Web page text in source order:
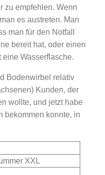
zu empfehlen. Wenn
es austreten. Man
man für den Notfall
bereit hat, oder einen
Wasserflasche.
Bodenwirbel relativ
Kunden, der
wollte, und jetzt habe
bekommen konnte, in
XXL